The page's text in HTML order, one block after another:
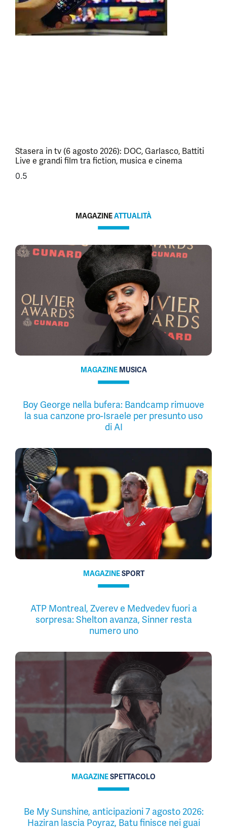
Stasera in tv (6 agosto 2026): DOC, Garlasco, Battiti
Live e grandi film tra fiction, musica e cinema
MAGAZINEATTUALITÀ
MAGAZINE MUSICA
Boy George nella bufera: Bandcamp rimuove
la sua canzone pro-Israele per presunto uso
di AI
MAGAZINESPORT
ATP Montreal, Zverev e Medvedev fuori a
sorpresa: Shelton avanza, Sinner resta
numero uno
MAGAZINESPETTACOLO
Be My Sunshine, anticipazioni 7 agosto 2026:
Haziran lascia Poyraz, Batu finisce nei guai